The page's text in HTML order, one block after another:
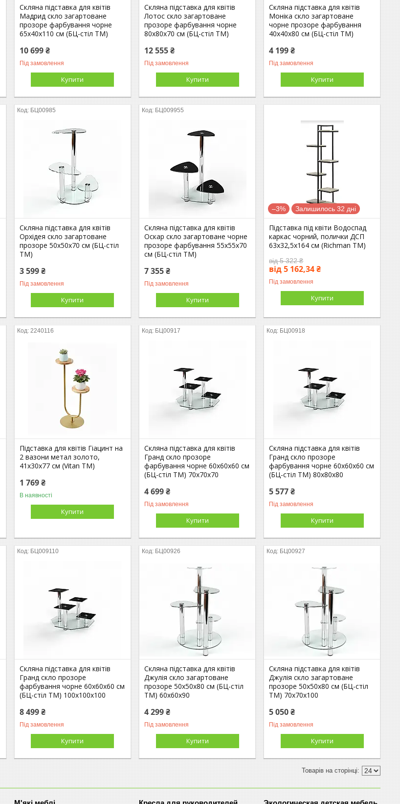
Скляна підставка для квітів
Мадрид скло загартоване
прозоре фарбування чорне
65х40х110 см (БЦ-стіл ТМ)
10 699 ₴
Під замовлення
Купити
Скляна підставка для квітів
Лотос скло загартоване
прозоре фарбування чорне
80х80х70 см (БЦ-стіл ТМ)
12 555 ₴
Під замовлення
Купити
Скляна підставка для квітів
Моніка скло загартоване
чорне прозоре фарбування
40х40х80 см (БЦ-стіл ТМ)
4 199 ₴
Під замовлення
Купити
БЦ00985
Скляна підставка для квітів
Орхідея скло загартоване
прозоре 50х50х70 см (БЦ-стіл
ТМ)
3 599 ₴
Під замовлення
Купити
БЦ009955
Скляна підставка для квітів
Оскар скло загартоване чорне
прозоре фарбування 55х55х70
см (БЦ-стіл ТМ)
7 355 ₴
Під замовлення
Купити
–3% Залишилось 32 дні
Підставка під квіти Водоспад
каркас чорний, полички ДСП
63х32,5х164 см (Richman ТМ)
від 5 322 ₴
від 5 162,34 ₴
Під замовлення
Купити
2240116
Підставка для квітів Гіацинт на
2 вазони метал золото,
41х30х77 см (Vitan ТМ)
1 769 ₴
В наявності
Купити
БЦ00917
Скляна підставка для квітів
Гранд скло прозоре
фарбування чорне 60х60х60 см
(БЦ-стіл ТМ) 70х70х70
4 699 ₴
Під замовлення
Купити
БЦ00918
Скляна підставка для квітів
Гранд скло прозоре
фарбування чорне 60х60х60 см
(БЦ-стіл ТМ) 80х80х80
5 577 ₴
Під замовлення
Купити
БЦ009110
Скляна підставка для квітів
Гранд скло прозоре
фарбування чорне 60х60х60 см
(БЦ-стіл ТМ) 100х100х100
8 499 ₴
Під замовлення
Купити
БЦ00926
Скляна підставка для квітів
Джулія скло загартоване
прозоре 50х50х80 см (БЦ-стіл
ТМ) 60х60х90
4 299 ₴
Під замовлення
Купити
БЦ00927
Скляна підставка для квітів
Джулія скло загартоване
прозоре 50х50х80 см (БЦ-стіл
ТМ) 70х70х100
5 050 ₴
Під замовлення
Купити